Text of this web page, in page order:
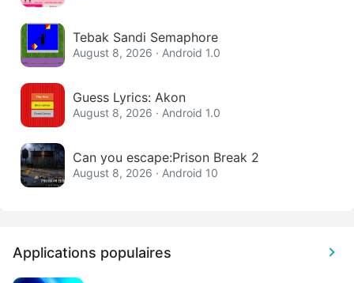
Tebak Sandi Semaphore
August 8, 2026 · Android 1.0
Guess Lyrics: Akon
August 8, 2026 · Android 1.0
Can you escape:Prison Break 2
August 8, 2026 · Android 10
Applications populaires